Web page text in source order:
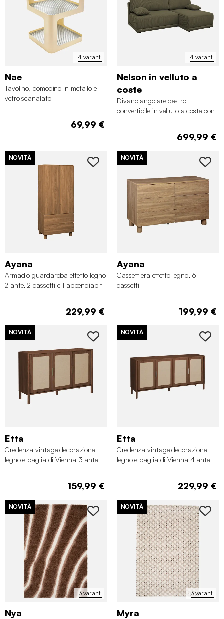
4 varianti
Nae
Tavolino, comodino in metallo e
vetro scanalato
69,99 €
4 varianti
Nelson in velluto a
coste
Divano angolare destro
convertibile in velluto a coste con
699,99 €
NOVITÀ
Ayana
Armadio guardaroba effetto legno
2 ante, 2 cassetti e 1 appendiabiti
229,99 €
NOVITÀ
Ayana
Cassettiera effetto legno, 6
cassetti
199,99 €
NOVITÀ
Etta
Credenza vintage decorazione
legno e paglia di Vienna 3 ante
159,99 €
NOVITÀ
Etta
Credenza vintage decorazione
legno e paglia di Vienna 4 ante
229,99 €
3 varianti
NOVITÀ
Nya
3 varianti
NOVITÀ
Myra